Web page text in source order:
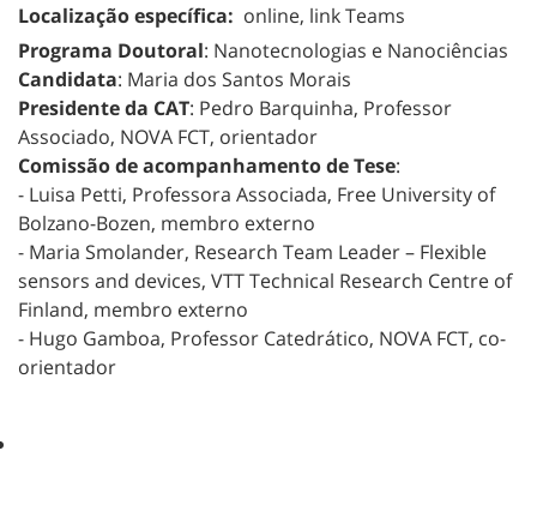
Localização específica: online, link Teams
Programa Doutoral: Nanotecnologias e Nanociências
Candidata: Maria dos Santos Morais
Presidente da CAT: Pedro Barquinha, Professor
Associado, NOVA FCT, orientador
Comissão de acompanhamento de Tese:
- Luisa Petti, Professora Associada, Free University of
Bolzano-Bozen, membro externo
- Maria Smolander, Research Team Leader – Flexible
sensors and devices, VTT Technical Research Centre of
Finland, membro externo
- Hugo Gamboa, Professor Catedrático, NOVA FCT, co-
orientador